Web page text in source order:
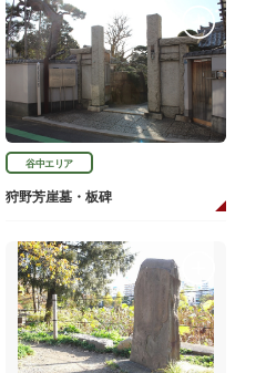
谷中エリア
狩野芳崖墓・板碑